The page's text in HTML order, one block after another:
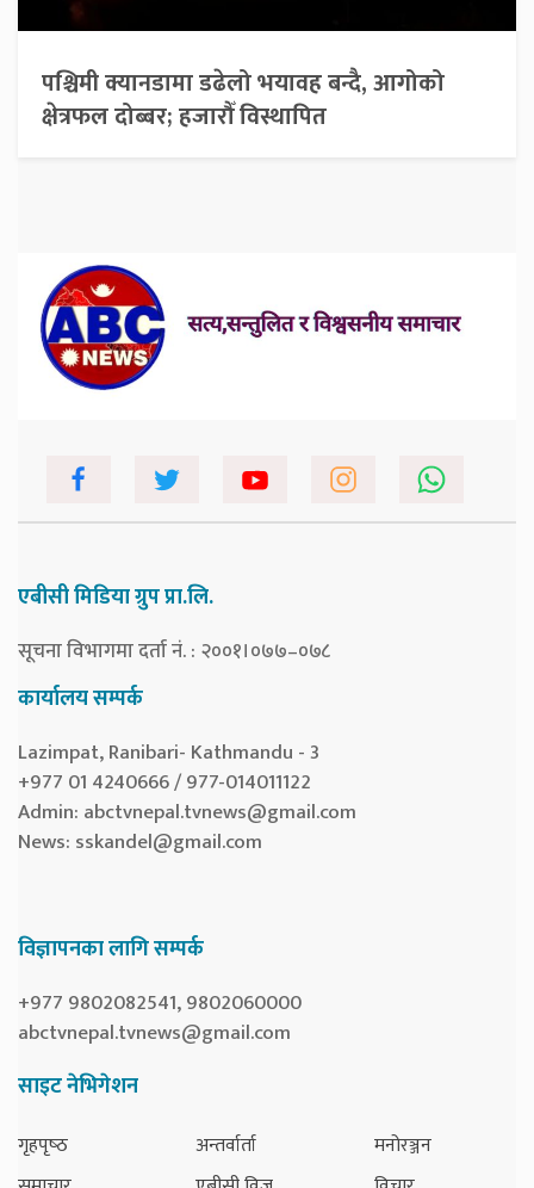
पश्चिमी क्यानडामा डढेलो भयावह बन्दै, आगोको
क्षेत्रफल दोब्बर; हजारौँ विस्थापित
एबीसी मिडिया ग्रुप प्रा.लि.
सूचना विभागमा दर्ता नं. : २००१।०७७–०७८
कार्यालय सम्पर्क
Lazimpat, Ranibari- Kathmandu - 3
+977 01 4240666 / 977-014011122
Admin: abctvnepal.tvnews@gmail.com
News: sskandel@gmail.com
विज्ञापनका लागि सम्पर्क
+977 9802082541, 9802060000
abctvnepal.tvnews@gmail.com
साइट नेभिगेशन
गृहपृष्‍ठ
अन्तर्वार्ता
मनोरञ्जन